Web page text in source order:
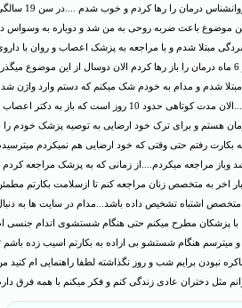
درباره عقایدم شدم پس از یک جلسه مراجعه به روانشناس درمان را رها کردم و خوب
موضوع باعث ضربه روحی به من شد و دوباره به وسواس
مبتلا شدم و با مراجعه به پزشک اعصاب و روان با
کلومیپرامین و سرترالین تحت درمان بودم و پس از 6 ماه درمان را باز رها کردم الان دوسال از این موضوع
شدم و مدام به خودم شک میکنم که دستم وارد واژن
یانه و برای معاینه بکارت به پزشک مراجعه میکنم...الان مدت کوتاهی حدود 10 روز است که باز به دکتر
هستم و برای ترک خود ارضایی به توصیه پزشک خودم را
میکنم...تا به حال 5 بار به معاینه بکارت رفتم حتی وقتی که خود ارضایی هم نمیکردم
وباز مراجعه میکردم....از زمانی که به پزشک مراجعه کردم
اخر به متخصص زنان مراجعه کنم تا ازسلامت بکارتم
اشتباه تشخیص داده باشد...مدام در سایت ها به
با پزشکان مطرح میکنم حتی هنگام شستشوی اندام جنسی
میترسم هنگام شستشو بی اراده به بکارتم اسیب زده باشم
نبودن برایم شب و روز نگذاشته لطفا راهنمایی ام کنید
مثل دختران عادی زندگی کنم و فکر میکنم با همه فرق